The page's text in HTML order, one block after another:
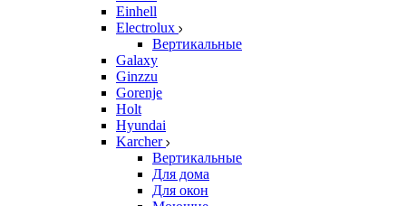
Einhell
Electrolux
Вертикальные
Galaxy
Ginzzu
Gorenje
Holt
Hyundai
Karcher
Вертикальные
Для дома
Для окон